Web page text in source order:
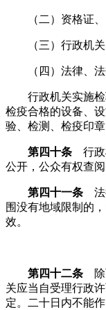
（二）资格证、
（三）行政机关
（四）法律、法
行政机关实施检
检疫合格的设备、
验、检测、检疫印章
第四十条 行政
公开，公众有权查阅
第四十一条
围没有地域限制的
效。
第四十二条 除
关应当自受理行政
定。二十日内不能